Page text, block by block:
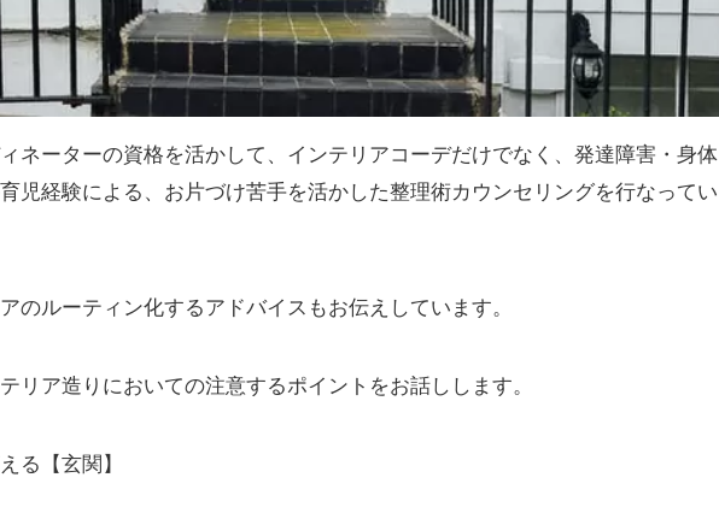
ネーターの資格を活かして、インテリアコーデだけでなく、発達障害・身体
児経験による、お片づけ苦手を活かした整理術カウンセリングを行なってい
のルーティン化するアドバイスもお伝えしています。
リア造りにおいての注意するポイントをお話しします。
る【玄関】